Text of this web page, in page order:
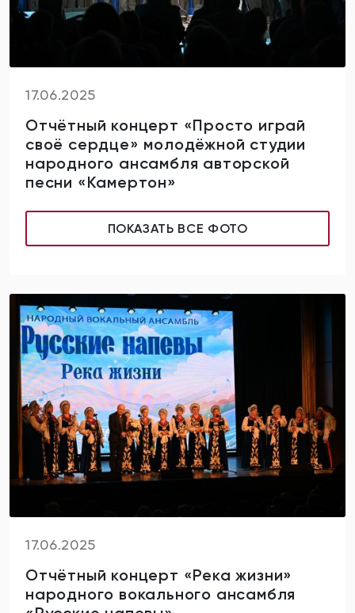
17.06.2025
Отчётный концерт «Просто играй
своё сердце» молодёжной студии
народного ансамбля авторской
песни «Камертон»
ПОКАЗАТЬ ВСЕ ФОТО
17.06.2025
Отчётный концерт «Река жизни»
народного вокального ансамбля